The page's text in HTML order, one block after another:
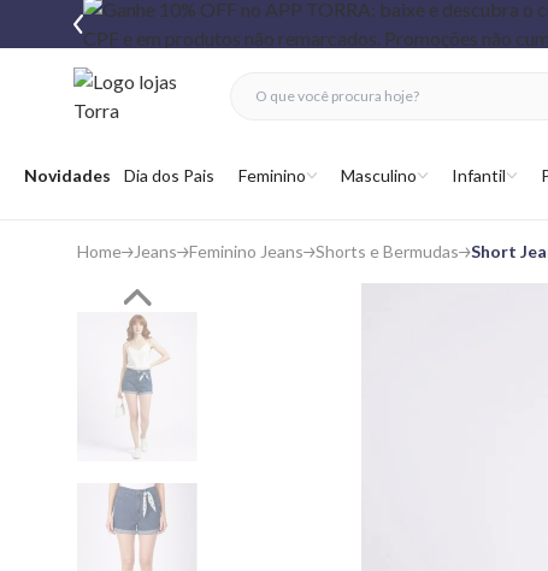
Abrir menu
Novidades Dia dos Pais Feminino Masculino Infantil
fechar menu
fechar menu
favoritos
Home Jeans Feminino Jeans Shorts e Bermudas Short